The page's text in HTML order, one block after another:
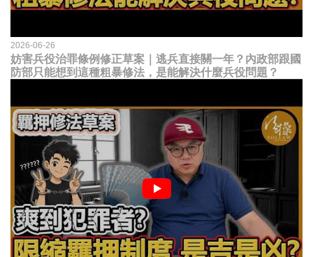
2026-06-26
妨害兵役治罪條例修正草案｜逃兵直接關一年？內政部跟國
防部只能想到這種粗暴修法，是能解決什麼兵役問題？